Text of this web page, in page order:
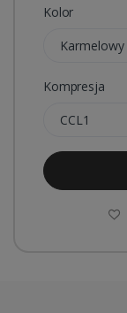
Kolor
Karmelowy
Kompresja
CCL1